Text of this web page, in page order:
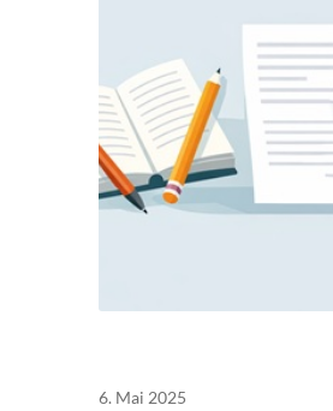
6. Mai 2025